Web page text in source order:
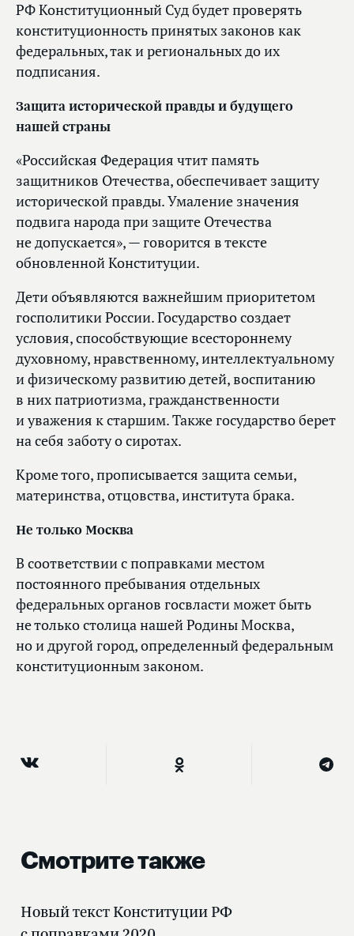
РФ Конституционный Суд будет проверять
конституционность принятых законов как
федеральных, так и региональных до их
подписания.
Защита исторической правды и будущего
нашей страны
«Российская Федерация чтит память
защитников Отечества, обеспечивает защиту
исторической правды. Умаление значения
подвига народа при защите Отечества
не допускается», — говорится в тексте
обновленной Конституции.
Дети объявляются важнейшим приоритетом
госполитики России. Государство создает
условия, способствующие всестороннему
духовному, нравственному, интеллектуальному
и физическому развитию детей, воспитанию
в них патриотизма, гражданственности
и уважения к старшим. Также государство берет
на себя заботу о сиротах.
Кроме того, прописывается защита семьи,
материнства, отцовства, института брака.
Не только Москва
В соответствии с поправками местом
постоянного пребывания отдельных
федеральных органов госвласти может быть
не только столица нашей Родины Москва,
но и другой город, определенный федеральным
конституционным законом.
Смотрите также
Новый текст Конституции РФ